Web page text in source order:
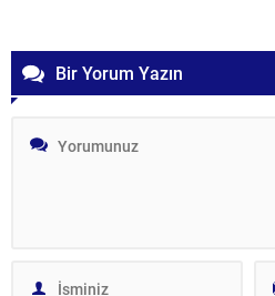
Bir Yorum Yazın